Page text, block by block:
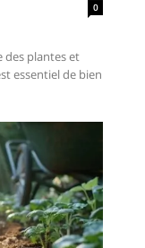
0
des plantes et
essentiel de bien